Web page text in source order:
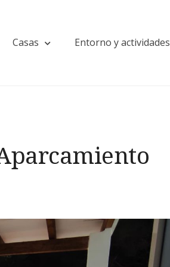
Casas Entorno y actividades